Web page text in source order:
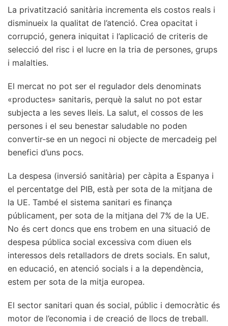
La privatització sanitària incrementa els costos reals i
disminueix la qualitat de l’atenció. Crea opacitat i
corrupció, genera iniquitat i l’aplicació de criteris de
selecció del risc i el lucre en la tria de persones, grups
i malalties.
El mercat no pot ser el regulador dels denominats
«productes» sanitaris, perquè la salut no pot estar
subjecta a les seves lleis. La salut, el cossos de les
persones i el seu benestar saludable no poden
convertir-se en un negoci ni objecte de mercadeig pel
benefici d’uns pocs.
La despesa (inversió sanitària) per càpita a Espanya i
el percentatge del PIB, està per sota de la mitjana de
la UE. També el sistema sanitari es finança
públicament, per sota de la mitjana del 7% de la UE.
No és cert doncs que ens trobem en una situació de
despesa pública social excessiva com diuen els
interessos dels retalladors de drets socials. En salut,
en educació, en atenció socials i a la dependència,
estem per sota de la mitja europea.
El sector sanitari quan és social, públic i democràtic és
motor de l’economia i de creació de llocs de treball.